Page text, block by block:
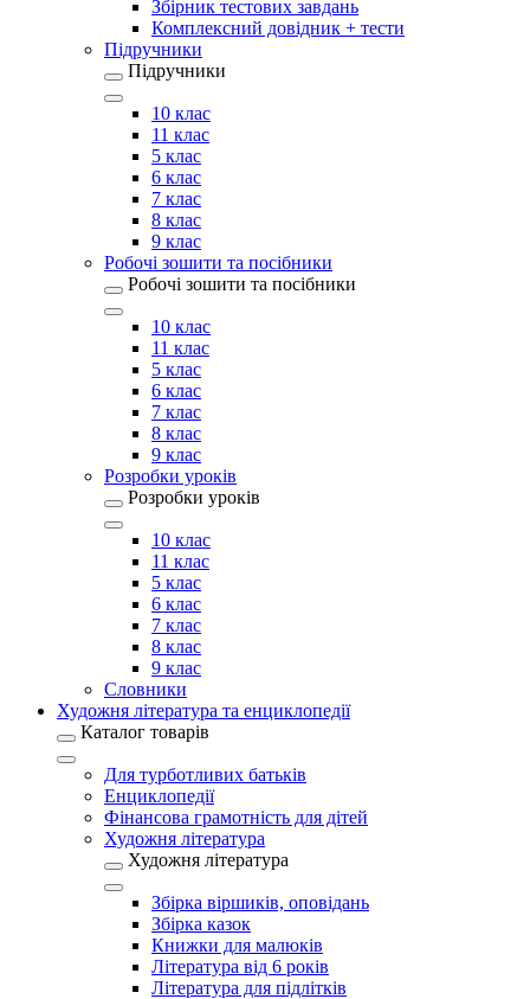
Збірник тестових завдань
Комплексний довідник + тести
Підручники
Підручники
10 клас
11 клас
5 клас
6 клас
7 клас
8 клас
9 клас
Робочі зошити та посібники
Робочі зошити та посібники
10 клас
11 клас
5 клас
6 клас
7 клас
8 клас
9 клас
Розробки уроків
Розробки уроків
10 клас
11 клас
5 клас
6 клас
7 клас
8 клас
9 клас
Словники
Художня література та енциклопедії
Каталог товарів
Для турботливих батьків
Енциклопедії
Фінансова грамотність для дітей
Художня література
Художня література
Збірка віршиків, оповідань
Збірка казок
Книжки для малюків
Література від 6 років
Література для підлітків